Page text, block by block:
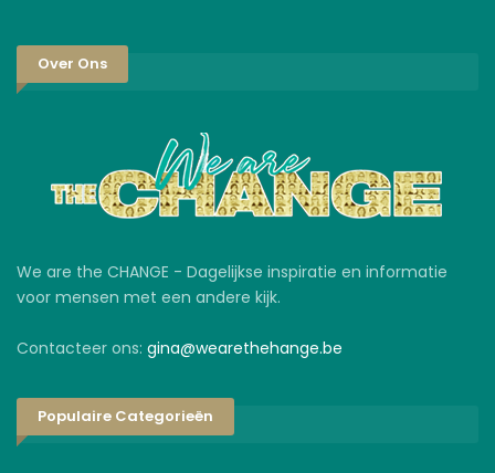
Over Ons
We are the CHANGE - Dagelijkse inspiratie en informatie
voor mensen met een andere kijk.
Contacteer ons: gina@wearethehange.be
Populaire Categorieën